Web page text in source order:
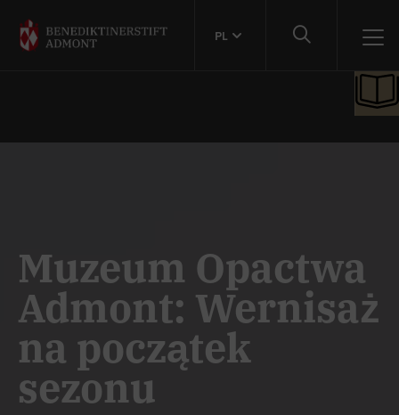
PL
Muzeum Opactwa
Admont: Wernisaż
na początek
sezonu